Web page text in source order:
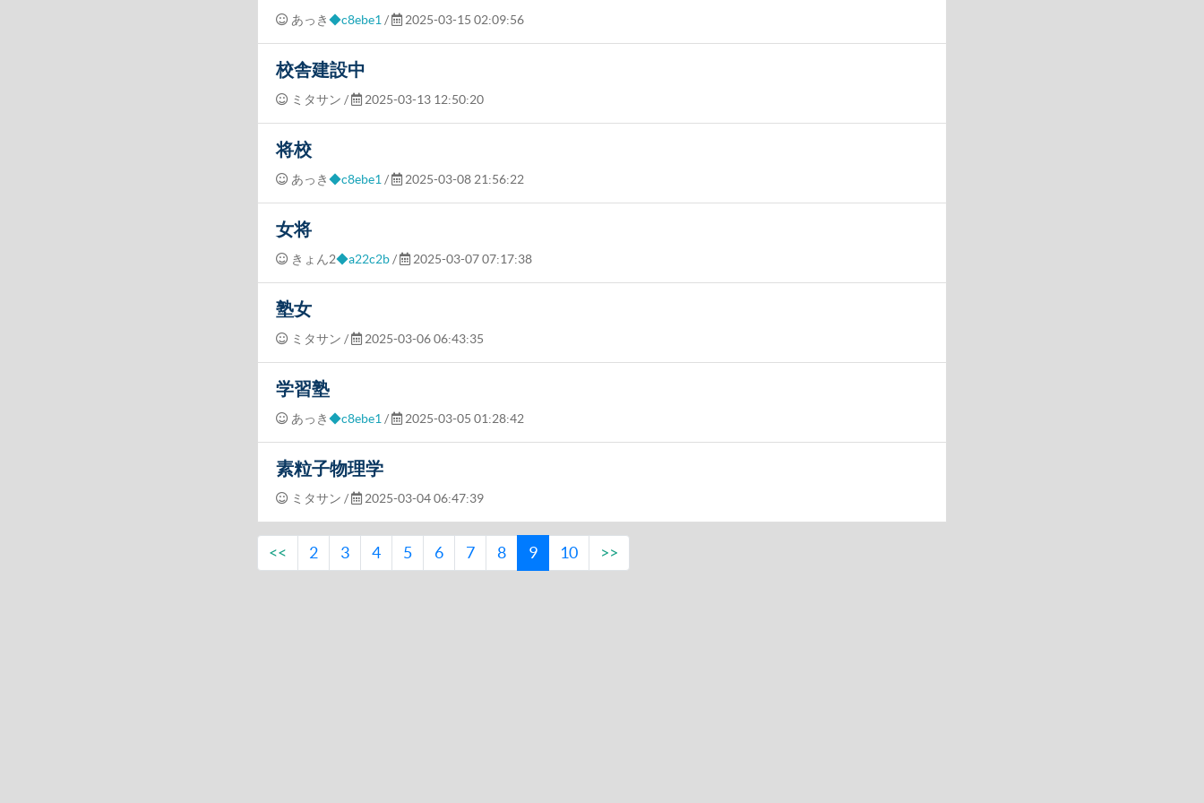
あっき◆c8ebe1 / 2025-03-15 02:09:56
校舎建設中
ミタサン / 2025-03-13 12:50:20
将校
あっき◆c8ebe1 / 2025-03-08 21:56:22
女将
きょん2◆a22c2b / 2025-03-07 07:17:38
塾女
ミタサン / 2025-03-06 06:43:35
学習塾
あっき◆c8ebe1 / 2025-03-05 01:28:42
素粒子物理学
ミタサン / 2025-03-04 06:47:39
<< 2 3 4 5 6 7 8 9 10 >>